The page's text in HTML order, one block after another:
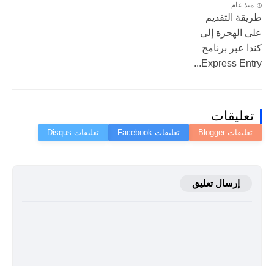
منذ عام
طريقة التقديم
على الهجرة إلى
كندا عبر برنامج
Express Entry...
تعليقات
إرسال تعليق